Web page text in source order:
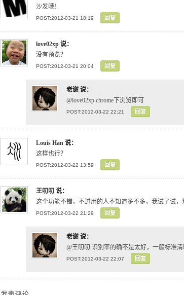
沙发哦！
POST:2012-03-21 18:19 回复
love02xp 说：
没有预览？
POST:2012-03-21 20:04 回复
老谢 说：
@love02xp chrome下浏览即可
POST:2012-03-22 22:21 回复
Louis Han 说：
这样也行？
POST:2012-03-22 13:59 回复
王叨叨 说：
这个功能不错，不过用的人不知道多不多，我试了试，
POST:2012-03-22 21:29 回复
老谢 说：
@王叨叨 识别率的确不是太好，一般标准
POST:2012-03-22 22:07 回复